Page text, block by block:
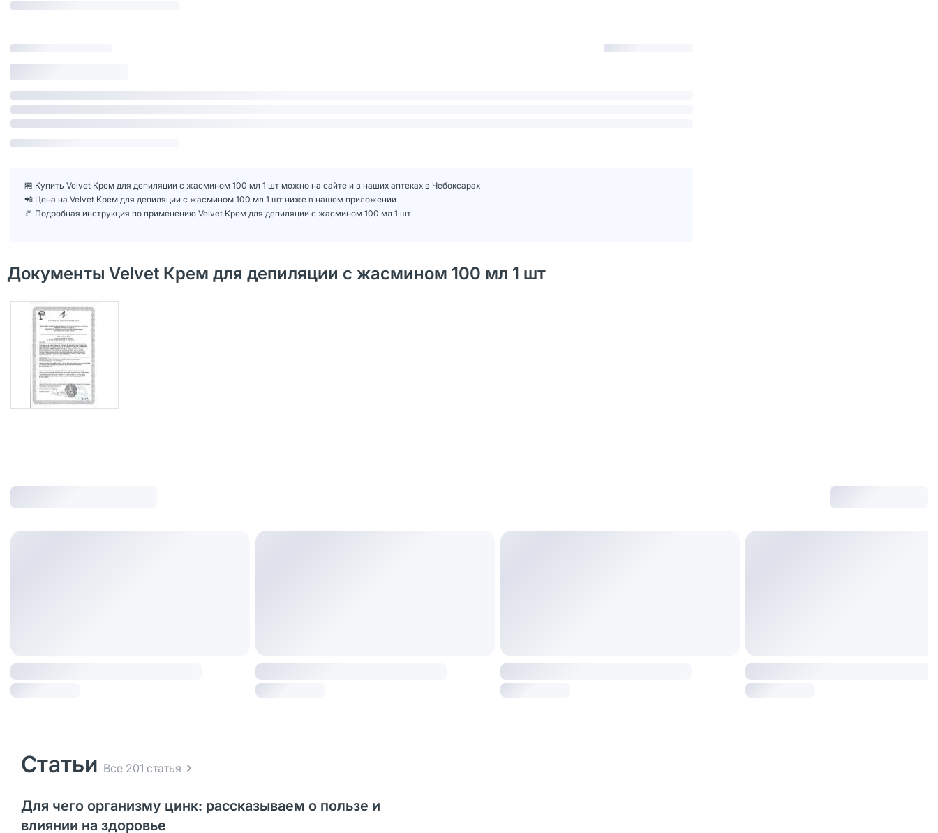
🏪 Купить Velvet Крем для депиляции с жасмином 100 мл 1 шт можно на сайте и в наших аптеках в Чебоксарах
📲 Цена на Velvet Крем для депиляции с жасмином 100 мл 1 шт ниже в нашем приложении
📒 Подробная инструкция по применению Velvet Крем для депиляции с жасмином 100 мл 1 шт
Документы Velvet Крем для депиляции с жасмином 100 мл 1 шт
Статьи Все 201 статья
Для чего организму цинк: рассказываем о пользе и
влиянии на здоровье